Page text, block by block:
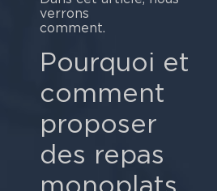
verrons
Pourquoi et
comment
proposer
des repas